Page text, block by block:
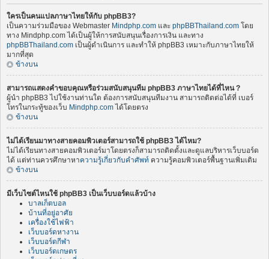
ใครเป็นคนแปลภาษาไทยให้กับ phpBB3?
เป็นความร่วมมือของ Webmaster Mindphp.com และ phpBBThailand.com โดย
ทาง Mindphp.com ได้เป็นผู้ให้การสนับสนุนเรื่องการเงิน และทาง
phpBBThailand.com เป็นผู้ดำเนินการ และทำให้ phpBB3 เหมาะกับภาษาไทยให้
มากที่สุด
ข้างบน
สามารถแสดงคำขอบคุณหรือร่วมสนับสนุนทีม phpBB3 ภาษาไทยได้ที่ไหน ?
ผู้นำ phpBB3 ไปใช้งานท่านใด ต้องการสนับสนุนทีมงาน สามารถติดต่อได้ที่ เบอร์
โทรในกระทู้ของเว็บ Mindphp.com ได้โดยตรง
ข้างบน
ไม่ได้เรียนมาทางสายคอมพิวเตอร์สามารถใช้ phpBB3 ได้ไหม?
ไม่ได้เรียนทางสายคอมพิวเตอร์มาโดยตรงก็สามารถติดตั้งและดูแลบริหารเว็บบอร์ด
ได้ แต่ท่านควรศึกษาหาความรู้เกี่ยวกับคำศัพท์ ความรู้คอมพิวเตอร์พื้นฐานเพิ่มเติม
ข้างบน
มีเว็บไซต์ไหนใช้ phpBB3 เป็นเว็บบอร์ดแล้วบ้าง
บาลเก็ตบอล
บ้านที่อยู่อาศัย
เครื่องใช้ไฟฟ้า
เว็บบอร์ดหางาน
เว็บบอร์ดกีฬา
เว็บบอร์ดเกษตร